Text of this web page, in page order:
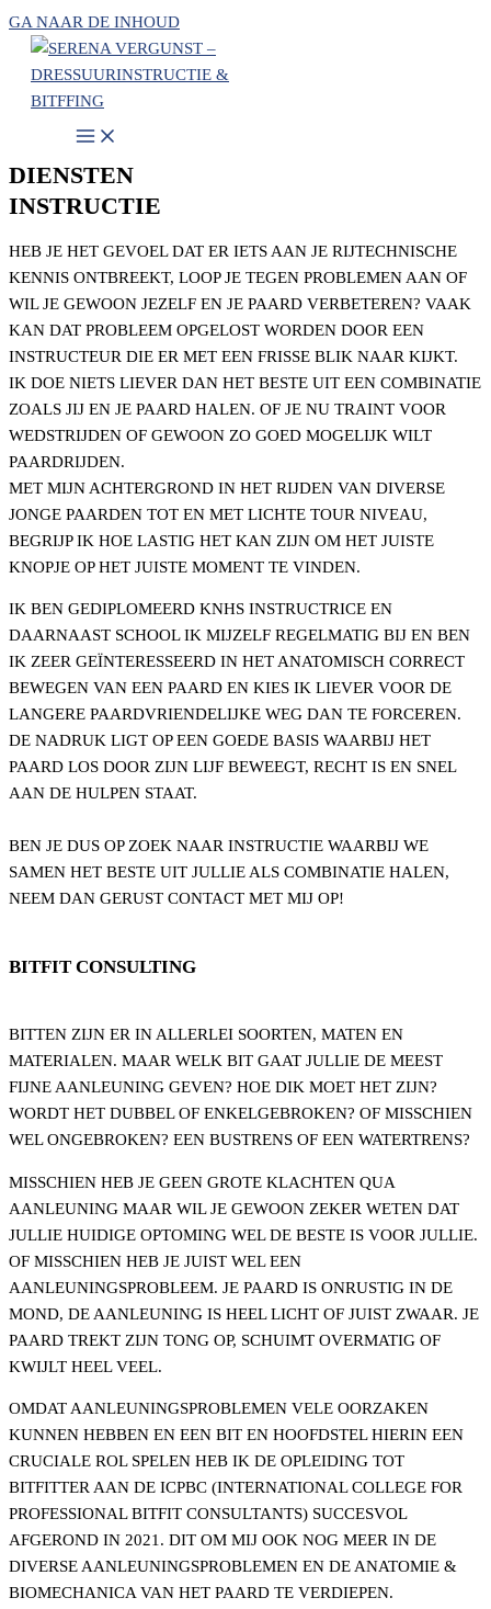
GA NAAR DE INHOUD
DIENSTEN
INSTRUCTIE
HEB JE HET GEVOEL DAT ER IETS AAN JE RIJTECHNISCHE
KENNIS ONTBREEKT, LOOP JE TEGEN PROBLEMEN AAN OF
WIL JE GEWOON JEZELF EN JE PAARD VERBETEREN? VAAK
KAN DAT PROBLEEM OPGELOST WORDEN DOOR EEN
INSTRUCTEUR DIE ER MET EEN FRISSE BLIK NAAR KIJKT.
IK DOE NIETS LIEVER DAN HET BESTE UIT EEN COMBINATIE
ZOALS JIJ EN JE PAARD HALEN. OF JE NU TRAINT VOOR
WEDSTRIJDEN OF GEWOON ZO GOED MOGELIJK WILT
PAARDRIJDEN.
MET MIJN ACHTERGROND IN HET RIJDEN VAN DIVERSE
JONGE PAARDEN TOT EN MET LICHTE TOUR NIVEAU,
BEGRIJP IK HOE LASTIG HET KAN ZIJN OM HET JUISTE
KNOPJE OP HET JUISTE MOMENT TE VINDEN.
IK BEN GEDIPLOMEERD KNHS INSTRUCTRICE EN
DAARNAAST SCHOOL IK MIJZELF REGELMATIG BIJ EN BEN
IK ZEER GEÏNTERESSEERD IN HET ANATOMISCH CORRECT
BEWEGEN VAN EEN PAARD EN KIES IK LIEVER VOOR DE
LANGERE PAARDVRIENDELIJKE WEG DAN TE FORCEREN.
DE NADRUK LIGT OP EEN GOEDE BASIS WAARBIJ HET
PAARD LOS DOOR ZIJN LIJF BEWEEGT, RECHT IS EN SNEL
AAN DE HULPEN STAAT.
BEN JE DUS OP ZOEK NAAR INSTRUCTIE WAARBIJ WE
SAMEN HET BESTE UIT JULLIE ALS COMBINATIE HALEN,
NEEM DAN GERUST CONTACT MET MIJ OP!
BITFIT CONSULTING
BITTEN ZIJN ER IN ALLERLEI SOORTEN, MATEN EN
MATERIALEN. MAAR WELK BIT GAAT JULLIE DE MEEST
FIJNE AANLEUNING GEVEN? HOE DIK MOET HET ZIJN?
WORDT HET DUBBEL OF ENKELGEBROKEN? OF MISSCHIEN
WEL ONGEBROKEN? EEN BUSTRENS OF EEN WATERTRENS?
MISSCHIEN HEB JE GEEN GROTE KLACHTEN QUA
AANLEUNING MAAR WIL JE GEWOON ZEKER WETEN DAT
JULLIE HUIDIGE OPTOMING WEL DE BESTE IS VOOR JULLIE.
OF MISSCHIEN HEB JE JUIST WEL EEN
AANLEUNINGSPROBLEEM. JE PAARD IS ONRUSTIG IN DE
MOND, DE AANLEUNING IS HEEL LICHT OF JUIST ZWAAR. JE
PAARD TREKT ZIJN TONG OP, SCHUIMT OVERMATIG OF
KWIJLT HEEL VEEL.
OMDAT AANLEUNINGSPROBLEMEN VELE OORZAKEN
KUNNEN HEBBEN EN EEN BIT EN HOOFDSTEL HIERIN EEN
CRUCIALE ROL SPELEN HEB IK DE OPLEIDING TOT
BITFITTER AAN DE ICPBC (INTERNATIONAL COLLEGE FOR
PROFESSIONAL BITFIT CONSULTANTS) SUCCESVOL
AFGEROND IN 2021. DIT OM MIJ OOK NOG MEER IN DE
DIVERSE AANLEUNINGSPROBLEMEN EN DE ANATOMIE &
BIOMECHANICA VAN HET PAARD TE VERDIEPEN.